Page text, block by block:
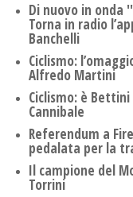
Di nuovo in onda
Torna in radio
Banchelli
Ciclismo:
Alfredo Martini
Ciclismo: è
Cannibale
Referendum a
pedalata per la
Il campione del
Torrini